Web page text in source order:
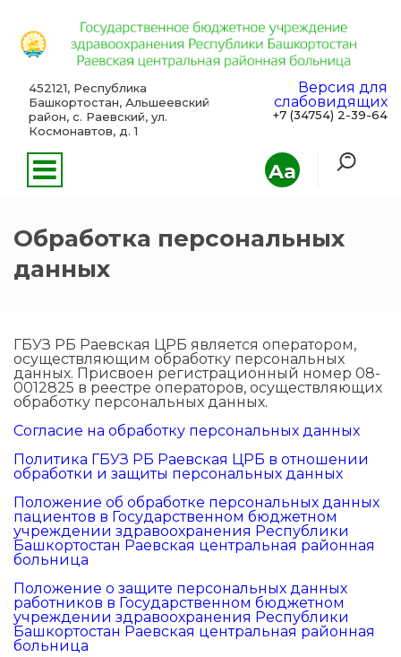
Aa
452121, Республика
Башкортостан, Альшеевский
район, с. Раевский, ул.
Космонавтов, д. 1
Версия для
слабовидящих
+7 (34754) 2-39-64
Обработка персональных
данных
ГБУЗ РБ Раевская ЦРБ является оператором,
осуществляющим обработку персональных
данных. Присвоен регистрационный номер 08-
0012825 в реестре операторов, осуществляющих
обработку персональных данных.
Согласие на обработку персональных данных
Политика ГБУЗ РБ Раевская ЦРБ в отношении
обработки и защиты персональных данных
Положение об обработке персональных данных
пациентов в Государственном бюджетном
учреждении здравоохранения Республики
Башкортостан Раевская центральная районная
больница
Положение о защите персональных данных
работников в Государственном бюджетном
учреждении здравоохранения Республики
Башкортостан Раевская центральная районная
больница